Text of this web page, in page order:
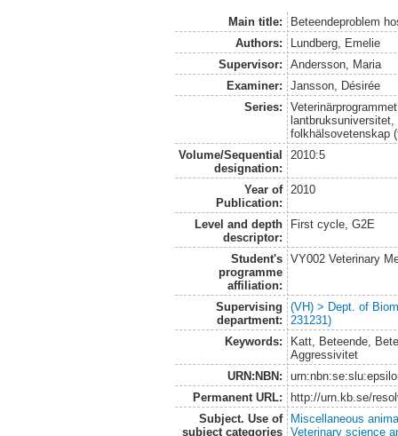
Main title:
Beteendeproblem
Authors:
Lundberg, Emelie
Supervisor:
Andersson, Maria
Examiner:
Jansson, Désirée
Series:
folkhälsovetenskap
Volume/Sequential
designation:
2010:5
Year of
Publication:
2010
Level and depth
descriptor:
First cycle, G2E
Student's
programme
affiliation:
VY002 Veterinary
Supervising
department:
(VH) > Dept. of
231231)
Keywords:
Katt, Beteende,
Aggressivitet
URN:NBN:
Permanent URL:
http://urn.kb.se/
Subject. Use of
subject categories
Miscellaneous
Veterinary science